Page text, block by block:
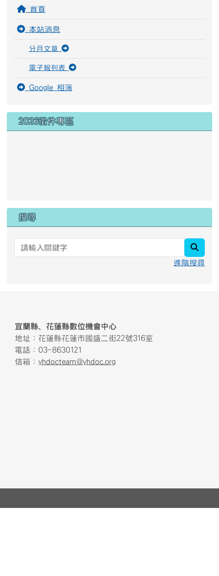
首頁
本站消息
分月文章
電子報列表
Google 相簿
2026徵件專區
搜尋
進階搜尋
頁尾區域內容
宜蘭縣、花蓮縣數位機會中心
地址：花蓮縣花蓮市國盛二街22號316室
電話：03-8630121
信箱： yhdocteam@yhdoc.org